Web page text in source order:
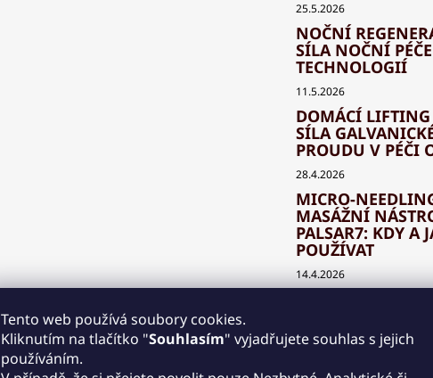
Tento web používá soubory cookies.
Kliknutím na tlačítko "Souhlasím" vyjadřujete souhlas s jejich
používáním.
25.5.2026
NOČNÍ
SÍLA NOČNÍ
TECHNOLOGIÍ
11.5.2026
DOMÁCÍ LIFTING
SÍLA
PROUDU V PÉČI
28.4.2026
MICRO-
MASÁŽNÍ
PALSAR7: KDY A
POUŽÍVAT
14.4.2026
BEAUTY
KLASICKOU